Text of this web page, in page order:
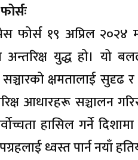
फोर्स १९ अप्रिल २०२४
युद्ध हो। यो
सञ्चारको क्षमतालाई
आधारहरू सञ्चालन
हासिल गर्ने
ध्वस्त पार्न नयाँ